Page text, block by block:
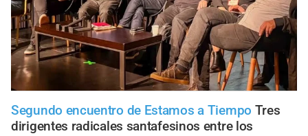
Segundo encuentro de Estamos a Tiempo Tres
dirigentes radicales santafesinos entre los